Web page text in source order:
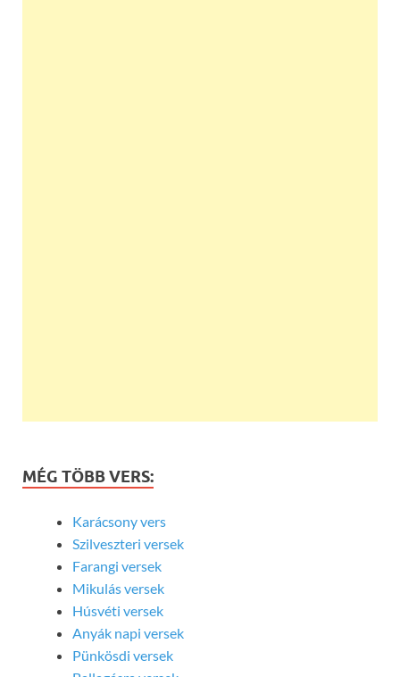
MÉG TÖBB VERS:
Karácsony vers
Szilveszteri versek
Farangi versek
Mikulás versek
Húsvéti versek
Anyák napi versek
Pünkösdi versek